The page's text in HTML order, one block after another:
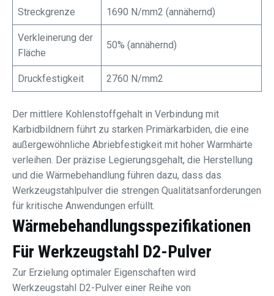
Streckgrenze 1690 N/mm2 (annähernd)
Verkleinerung der
Fläche
50% (annähernd)
Druckfestigkeit 2760 N/mm2
Der mittlere Kohlenstoffgehalt in Verbindung mit
Karbidbildnern führt zu starken Primärkarbiden, die eine
außergewöhnliche Abriebfestigkeit mit hoher Warmhärte
verleihen. Der präzise Legierungsgehalt, die Herstellung
und die Wärmebehandlung führen dazu, dass das
Werkzeugstahlpulver die strengen Qualitätsanforderungen
für kritische Anwendungen erfüllt.
Wärmebehandlungsspezifikationen
Für Werkzeugstahl D2-Pulver
Zur Erzielung optimaler Eigenschaften wird
Werkzeugstahl D2-Pulver einer Reihe von